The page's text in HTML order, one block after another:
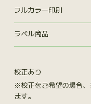
フルカラー印刷
ラベル商品
校正あり
※校正をご希望の場合
ます。